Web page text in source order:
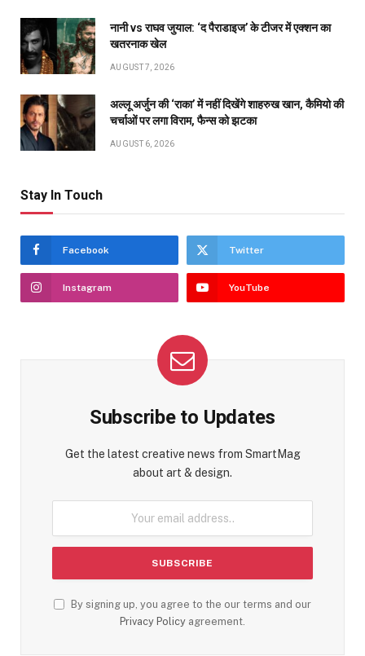
नानी vs राघव जुयाल: ‘द पैराडाइज’ के टीजर में एक्शन का
खतरनाक खेल
AUGUST 7, 2026
अल्लू अर्जुन की ‘राका’ में नहीं दिखेंगे शाहरुख खान, कैमियो की
चर्चाओं पर लगा विराम, फैन्स को झटका
AUGUST 6, 2026
Stay In Touch
Facebook Twitter
Instagram YouTube
Subscribe to Updates
Get the latest creative news from SmartMag
about art & design.
By signing up, you agree to the our terms and our
Privacy Policy agreement.